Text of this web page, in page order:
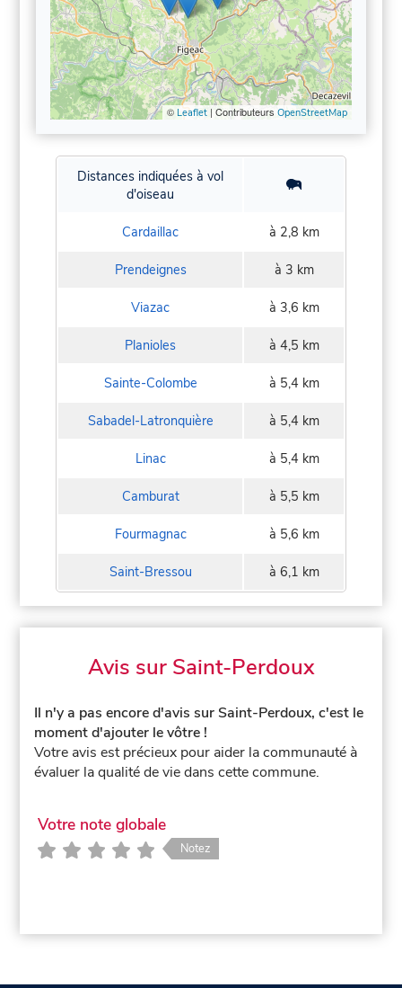
© Leaflet| Contributeurs OpenStreetMap
Distances indiquées à vol
d'oiseau
Cardaillac à 2,8 km
Prendeignes à 3 km
Viazac à 3,6 km
Planioles à 4,5 km
Sainte-Colombe à 5,4 km
Sabadel-Latronquière à 5,4 km
Linac à 5,4 km
Camburat à 5,5 km
Fourmagnac à 5,6 km
Saint-Bressou à 6,1 km
Avis sur Saint-Perdoux
Il n'y a pas encore d'avis sur Saint-Perdoux, c'est le
moment d'ajouter le vôtre !
Votre avis est précieux pour aider la communauté à
évaluer la qualité de vie dans cette commune.
Votre note globale
Notez